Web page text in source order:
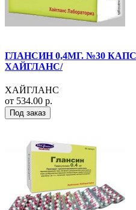
ГЛАНСИН 0,4МГ. №30
ХАЙГЛАНС/
ХАЙГЛАНС
от 534.00 р.
Под заказ